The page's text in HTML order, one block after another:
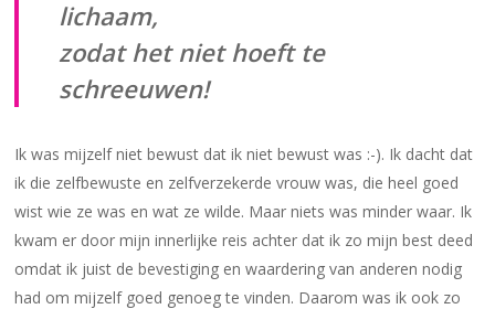
lichaam,
zodat het niet hoeft te
schreeuwen!
Ik was mijzelf niet bewust dat ik niet bewust was :-). Ik dacht dat
ik die zelfbewuste en zelfverzekerde vrouw was, die heel goed
wist wie ze was en wat ze wilde. Maar niets was minder waar. Ik
kwam er door mijn innerlijke reis achter dat ik zo mijn best deed
omdat ik juist de bevestiging en waardering van anderen nodig
had om mijzelf goed genoeg te vinden. Daarom was ik ook zo